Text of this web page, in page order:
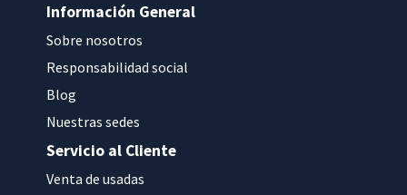
Información General
Sobre nosotros
Responsabilidad social
Blog
Nuestras sedes
Servicio al Cliente
Venta de usadas